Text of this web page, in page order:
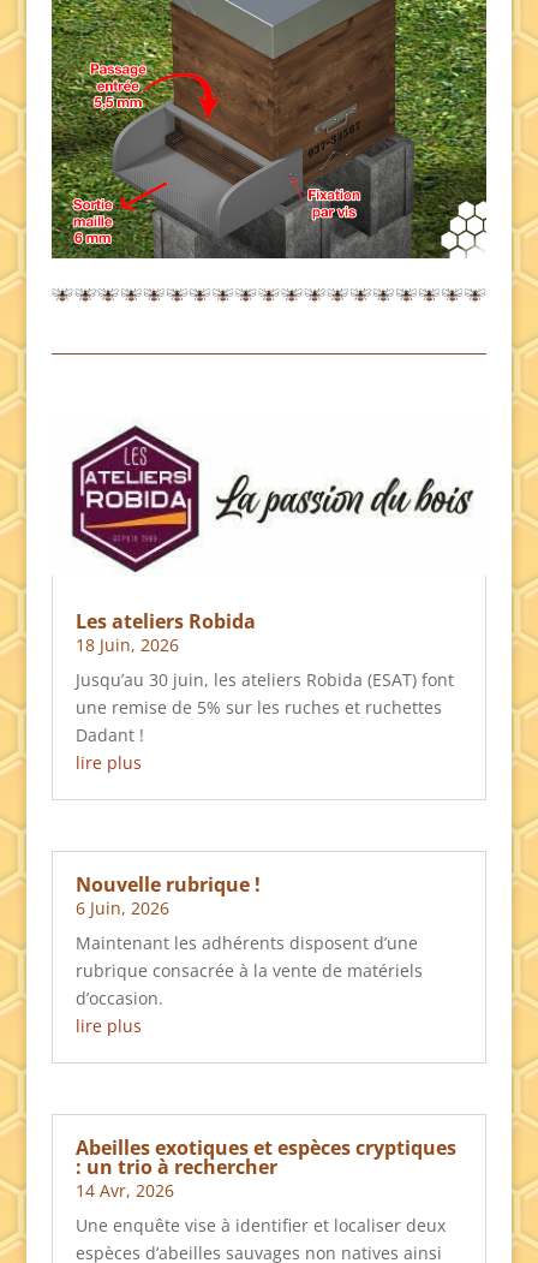
Les ateliers Robida
18 Juin, 2026
Jusqu’au 30 juin, les ateliers Robida (ESAT) font
une remise de 5% sur les ruches et ruchettes
Dadant !
lire plus
Nouvelle rubrique !
6 Juin, 2026
Maintenant les adhérents disposent d’une
rubrique consacrée à la vente de matériels
d’occasion.
lire plus
Abeilles exotiques et espèces cryptiques
: un trio à rechercher
14 Avr, 2026
Une enquête vise à identifier et localiser deux
espèces d’abeilles sauvages non natives ainsi